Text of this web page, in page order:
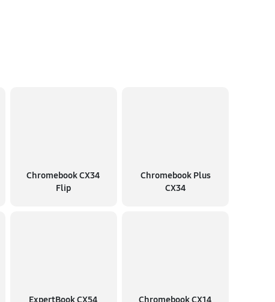
Chromebook CX34
Flip
Chromebook Plus
CX34
ExpertBook CX54 Chromebook CX14